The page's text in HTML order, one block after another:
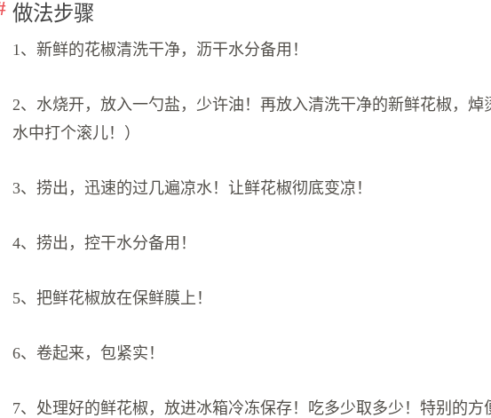
做法步骤
1、新鲜的花椒清洗干净，沥干水分备用！
2、水烧开，放入一勺盐，少许油！再放入清洗干净的新鲜花椒，焯
水中打个滚儿！）
3、捞出，迅速的过几遍凉水！让鲜花椒彻底变凉！
4、捞出，控干水分备用！
5、把鲜花椒放在保鲜膜上！
6、卷起来，包紧实！
7、处理好的鲜花椒，放进冰箱冷冻保存！吃多少取多少！特别的方